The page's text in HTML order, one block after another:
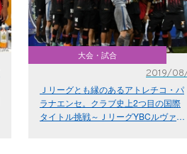
大会・試合
2019/
Ｊリーグとも縁のあるアトレチコ・パ
ラナエンセ。クラブ史上2つ目の国際
タイトル挑戦～ＪリーグYBCルヴァン